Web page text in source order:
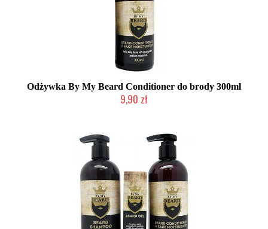
Odżywka By My Beard Conditioner do brody 300ml
9,90 zł